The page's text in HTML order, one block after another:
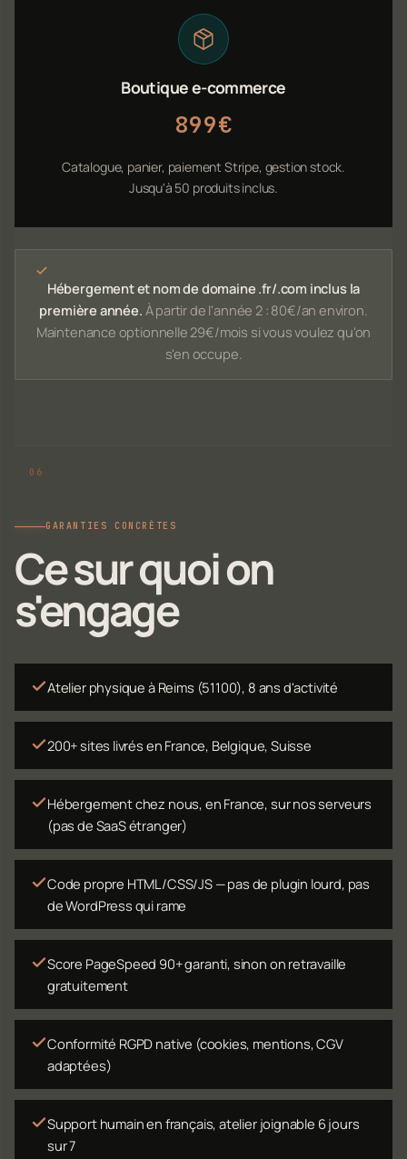
Boutique e-commerce
899€
Catalogue, panier, paiement Stripe, gestion stock.
Jusqu'à 50 produits inclus.
Hébergement et nom de domaine .fr/.com inclus la
première année. À partir de l'année 2 : 80€/an environ.
Maintenance optionnelle 29€/mois si vous voulez qu'on
s'en occupe.
GARANTIES CONCRÈTES
Ce sur quoi on
s'engage
Atelier physique à Reims (51100), 8 ans d'activité
200+ sites livrés en France, Belgique, Suisse
Hébergement chez nous, en France, sur nos serveurs
(pas de SaaS étranger)
Code propre HTML/CSS/JS — pas de plugin lourd, pas
de WordPress qui rame
Score PageSpeed 90+ garanti, sinon on retravaille
gratuitement
Conformité RGPD native (cookies, mentions, CGV
adaptées)
Support humain en français, atelier joignable 6 jours
sur 7